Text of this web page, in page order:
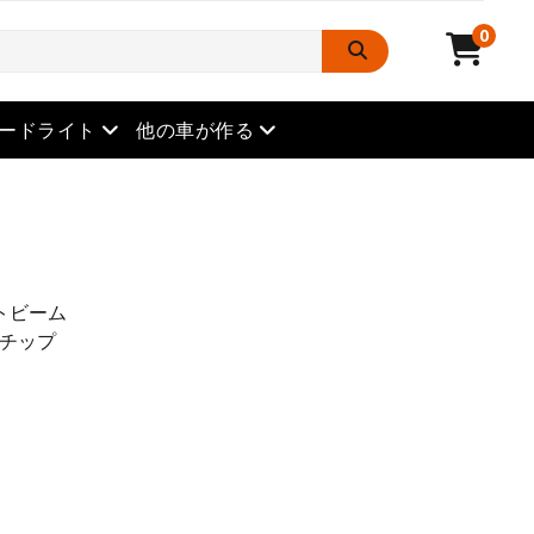
0
ドライト メニューを開きます
他の車が作る メニューを開きます
ビーム
ップ